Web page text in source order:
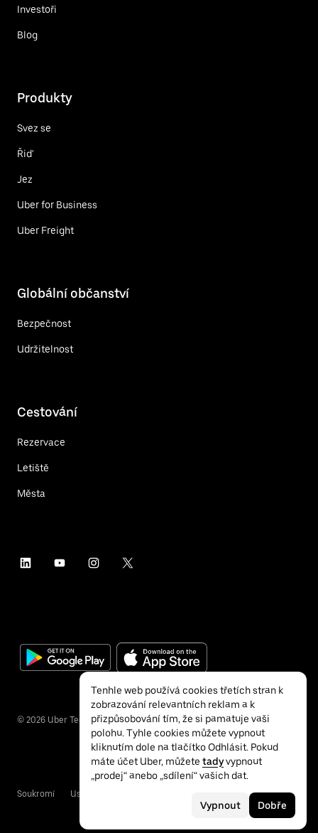
Investoři
Blog
Produkty
Svez se
Řiď
Jez
Uber for Business
Uber Freight
Globální občanství
Bezpečnost
Udržitelnost
Cestování
Rezervace
Letiště
Města
© 2026 Uber Technologies Inc.
Soukromí Usnadnění přístupu
Tenhle web používá cookies třetích stran k
zobrazování relevantních reklam a k
přizpůsobování tím, že si pamatuje vaši
polohu. Tyhle cookies můžete vypnout
kliknutím dole na tlačítko Odhlásit. Pokud
máte účet Uber, můžete tadyvypnout
„prodej“ anebo „sdílení“ vašich dat.
Vypnout Dobře